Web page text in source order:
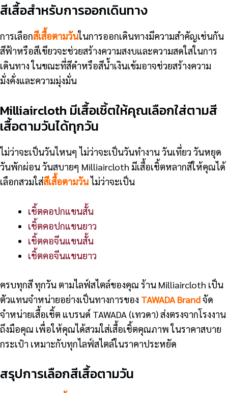
สีเสื้อสำหรับการออกเดินทาง
การเลือกสีเสื้อตามวันในการออกเดินทางมีความสำคัญเช่นกัน
สีฟ้าหรือสีเขียวจะช่วยสร้างความสงบและความสดใสในการ
เดินทาง ในขณะที่สีดำหรือสีน้ำเงินเข้มอาจช่วยสร้างความ
มั่งคั่งและความมุ่งมั่น
Milliaircloth มีเสื้อเชิ้ตให้คุณเลือกใส่ตามสี
เสื้อตามวันได้ทุกวัน
ไม่ว่าจะเป็นวันไหนๆ ไม่ว่าจะเป็นวันทำงาน วันเที่ยว วันหยุด
วันพักผ่อน วันสบายๆ Milliaircloth มีเสื้อเชิ้ตหลากสีให้คุณได้
เลือกสวมใส่สีเสื้อตามวันไม่ว่าจะเป็น
เชิ้ตคอปกแขนสั้น
เชิ้ตคอปกแขนยาว
เชิ้ตคอจีนแขนสั้น
เชิ้ตคอจีนแขนยาว
ครบทุกสี ทุกวัน ตามไลฟ์สไตล์ของคุณ ร้าน Milliaircloth เป็น
ตัวแทนจำหน่ายอย่างเป็นทางการของ TAWADA Brandจัด
จำหน่ายเสื้อเชิ้ต แบรนด์ TAWADA (เทวดา) ส่งตรงจากโรงงาน
ถึงมือคุณ เพื่อให้คุณได้สวมใส่เสื้อเชิ้ตคุณภาพ ในราคาสบาย
กระเป๋า เหมาะกับทุกไลฟ์สไตล์ในราคาประหยัด
สรุปการเลือกสีเสื้อตามวัน